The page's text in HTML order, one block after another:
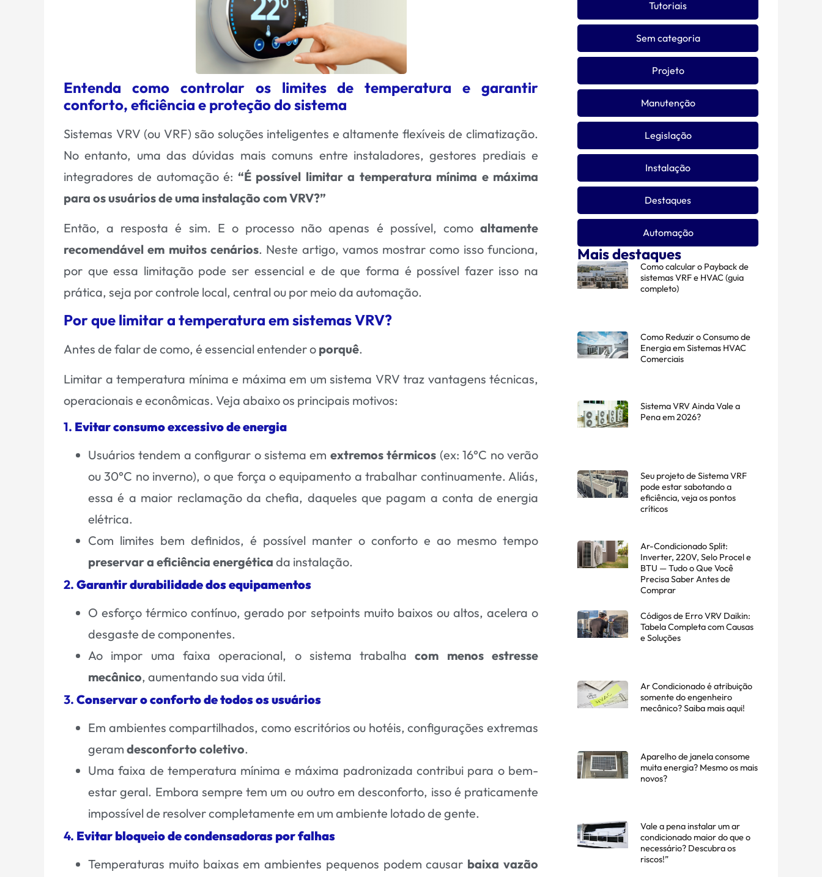
Entenda como controlar os limites de temperatura e garantir
conforto, eficiência e proteção do sistema
Sistemas VRV (ou VRF) são soluções inteligentes e altamente flexíveis de climatização.
No entanto, uma das dúvidas mais comuns entre instaladores, gestores prediais e
integradores de automação é: “É possível limitar a temperatura mínima e máxima
para os usuários de uma instalação com VRV?”
Então, a resposta é sim. E o processo não apenas é possível, como altamente
recomendável em muitos cenários. Neste artigo, vamos mostrar como isso funciona,
por que essa limitação pode ser essencial e de que forma é possível fazer isso na
prática, seja por controle local, central ou por meio da automação.
Por que limitar a temperatura em sistemas VRV?
Antes de falar de como, é essencial entender o porquê.
Limitar a temperatura mínima e máxima em um sistema VRV traz vantagens técnicas,
operacionais e econômicas. Veja abaixo os principais motivos:
1. Evitar consumo excessivo de energia
Usuários tendem a configurar o sistema em extremos térmicos (ex: 16°C no verão
ou 30°C no inverno), o que força o equipamento a trabalhar continuamente. Aliás,
essa é a maior reclamação da chefia, daqueles que pagam a conta de energia
elétrica.
Com limites bem definidos, é possível manter o conforto e ao mesmo tempo
preservar a eficiência energética da instalação.
2. Garantir durabilidade dos equipamentos
O esforço térmico contínuo, gerado por setpoints muito baixos ou altos, acelera o
desgaste de componentes.
Ao impor uma faixa operacional, o sistema trabalhacom menos estresse
mecânico, aumentando sua vida útil.
3. Conservar o conforto de todos os usuários
Em ambientes compartilhados, como escritórios ou hotéis, configurações extremas
geram desconforto coletivo.
Uma faixa de temperatura mínima e máxima padronizada contribui para o bem-
estar geral. Embora sempre tem um ou outro em desconforto, isso é praticamente
impossível de resolver completamente em um ambiente lotado de gente.
4. Evitar bloqueio de condensadoras por falhas
Temperaturas muito baixas em ambientes pequenos podem causar baixa vazão
Tutoriais
Sem categoria
Projeto
Manutenção
Legislação
Instalação
Destaques
Automação
Mais destaques
Como calcular o Payback de
sistemas VRF e HVAC (guia
completo)
Como Reduzir o Consumo de
Energia em Sistemas HVAC
Comerciais
Sistema VRV Ainda Vale a
Pena em 2026?
Seu projeto de Sistema VRF
pode estar sabotando a
eficiência, veja os pontos
críticos
Ar-Condicionado Split:
Inverter, 220V, Selo Procel e
BTU — Tudo o Que Você
Precisa Saber Antes de
Comprar
Códigos de Erro VRV Daikin:
Tabela Completa com Causas
e Soluções
Ar Condicionado é atribuição
somente do engenheiro
mecânico? Saiba mais aqui!
Aparelho de janela consome
muita energia? Mesmo os mais
novos?
Vale a pena instalar um ar
condicionado maior do que o
necessário? Descubra os
riscos!”